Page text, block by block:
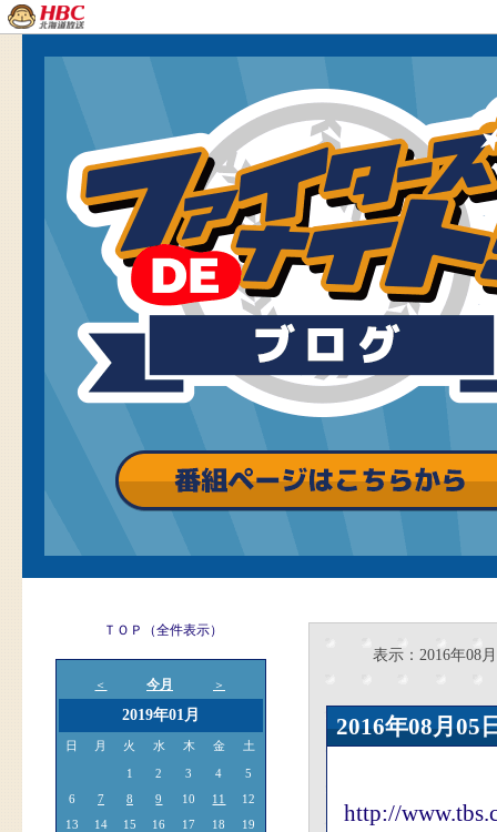
ＴＯＰ（全件表示）
＜ 今月 ＞
2019年01月
日 月 火 水 木 金 土
1 2 3 4
5
6
7 8 9 10 11
12
13
14 15 16 17 18
19
表示：2016年08月
2016年08月
http://